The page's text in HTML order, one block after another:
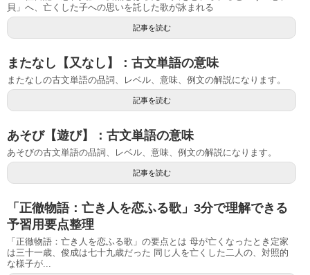
貝」へ、亡くした子への思いを託した歌が詠まれる
記事を読む
またなし【又なし】：古文単語の意味
またなしの古文単語の品詞、レベル、意味、例文の解説になります。
記事を読む
あそび【遊び】：古文単語の意味
あそびの古文単語の品詞、レベル、意味、例文の解説になります。
記事を読む
「正徹物語：亡き人を恋ふる歌」3分で理解できる
予習用要点整理
「正徹物語：亡き人を恋ふる歌」の要点とは 母が亡くなったとき定家
は三十一歳、俊成は七十九歳だった 同じ人を亡くした二人の、対照的
な様子が...